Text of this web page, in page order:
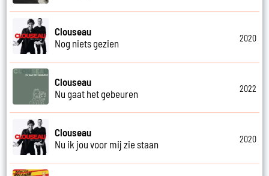
Clouseau
Nog niets gezien
2020
Clouseau
Nu gaat het gebeuren
2022
Clouseau
Nu ik jou voor mij zie staan
2020